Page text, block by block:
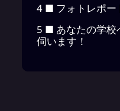
4 ■ フォトレポー
5 ■ あなたの学校
伺います！